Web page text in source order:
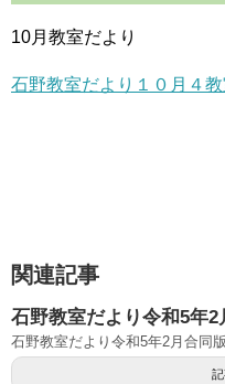
10月教室だより
石野教室だより１０月４
関連記事
石野教室だより令和5年2
石野教室だより令和5年2月合同版